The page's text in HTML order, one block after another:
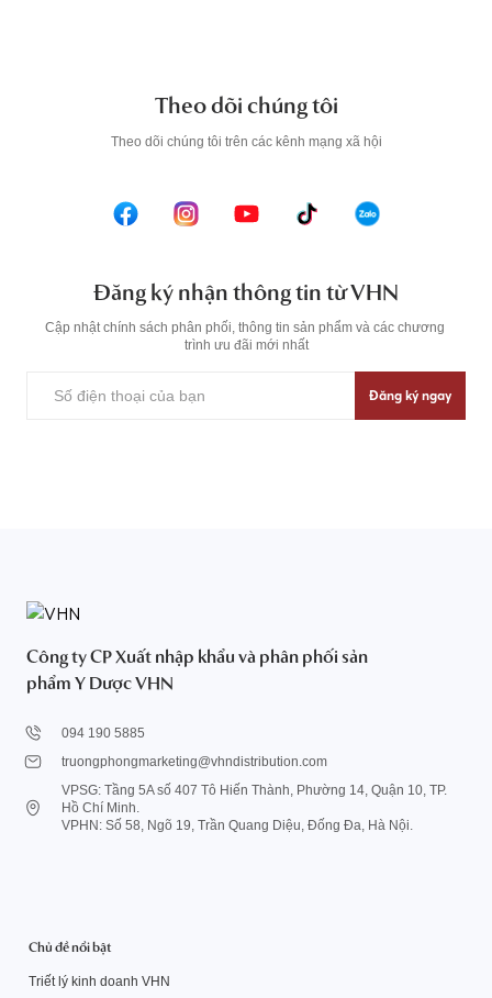
Theo dõi chúng tôi
Theo dõi chúng tôi trên các kênh mạng xã hội
Đăng ký nhận thông tin từ VHN
Cập nhật chính sách phân phối, thông tin sản phẩm và các chương
trình ưu đãi mới nhất
Đăng ký ngay
Công ty CP Xuất nhập khẩu và phân phối sản
phẩm Y Dược VHN
094 190 5885
truongphongmarketing@vhndistribution.com
VPSG: Tầng 5A số 407 Tô Hiến Thành, Phường 14, Quận 10, TP.
Hồ Chí Minh.
VPHN: Số 58, Ngõ 19, Trần Quang Diệu, Đống Đa, Hà Nội.
Chủ đề nổi bật
Triết lý kinh doanh VHN